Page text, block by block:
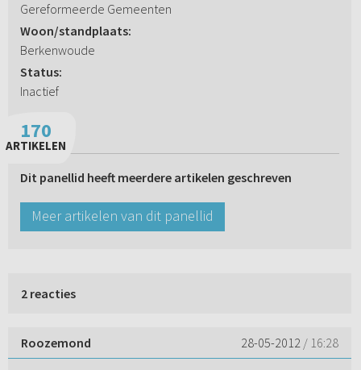
Gereformeerde Gemeenten
Woon/standplaats:
Berkenwoude
Status:
Inactief
170
ARTIKELEN
Dit panellid heeft meerdere artikelen geschreven
Meer artikelen van dit panellid
2 reacties
Roozemond 28-05-2012 / 16:28